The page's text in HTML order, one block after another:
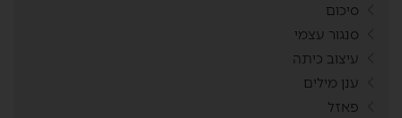
סיכום
סנגור עצמי
עיצוב כיתה
ענן מילים
פאזל